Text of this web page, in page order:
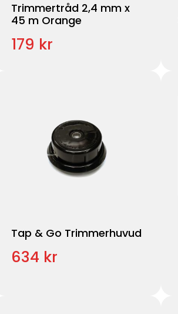
Trimmertråd 2,4 mm x
45 m Orange
179 kr
Tap & Go Trimmerhuvud
634 kr